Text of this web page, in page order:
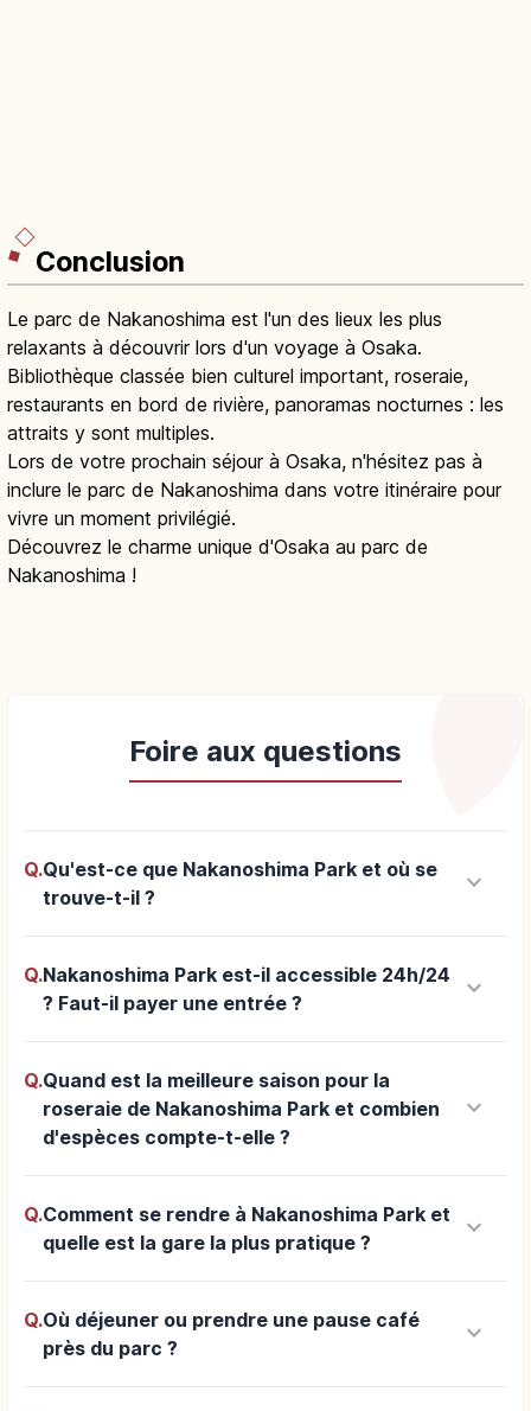
Conclusion
Le parc de Nakanoshima est l'un des lieux les plus
relaxants à découvrir lors d'un voyage à Osaka.
Bibliothèque classée bien culturel important, roseraie,
restaurants en bord de rivière, panoramas nocturnes : les
attraits y sont multiples.
Lors de votre prochain séjour à Osaka, n'hésitez pas à
inclure le parc de Nakanoshima dans votre itinéraire pour
vivre un moment privilégié.
Découvrez le charme unique d'Osaka au parc de
Nakanoshima !
Foire aux questions
Q.Qu'est-ce que Nakanoshima Park et où se
trouve-t-il ?
keyboard_arrow_down
Q.Nakanoshima Park est-il accessible 24h/24
? Faut-il payer une entrée ?
keyboard_arrow_down
Q.Quand est la meilleure saison pour la
roseraie de Nakanoshima Park et combien
d'espèces compte-t-elle ?
keyboard_arrow_down
Q.Comment se rendre à Nakanoshima Park et
quelle est la gare la plus pratique ?
keyboard_arrow_down
Q.Où déjeuner ou prendre une pause café
près du parc ?
keyboard_arrow_down